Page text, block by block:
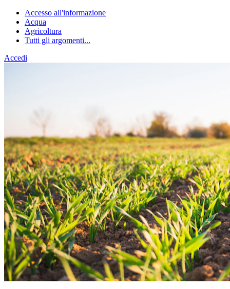
Accesso all'informazione
Acqua
Agricoltura
Tutti gli argomenti...
Accedi